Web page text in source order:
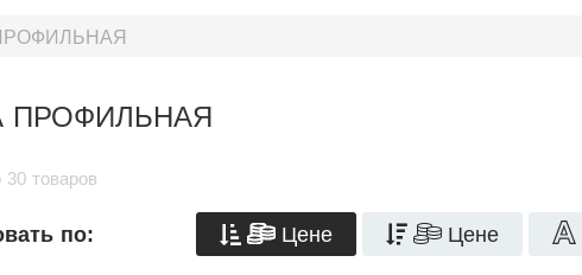
ПРОФИЛЬНАЯ
товаров
по: Цене Цене